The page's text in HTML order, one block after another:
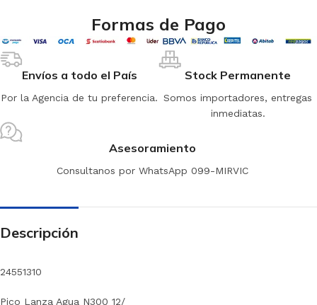
Formas de Pago
Envíos a todo el País
Por la Agencia de tu preferencia.
Stock Permanente
Somos importadores, entregas
inmediatas.
Asesoramiento
Consultanos por WhatsApp 099-MIRVIC
Descripción
24551310
Pico Lanza Agua N300 12/